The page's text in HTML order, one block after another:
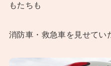
もたちも
消防車・救急車を見せてい